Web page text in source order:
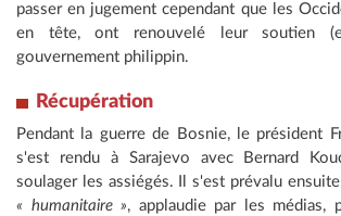
passer en jugement cependant que les
en tête, ont renouvelé leur soutien
gouvernement philippin.
Récupération
Pendant la guerre de Bosnie, le président
s'est rendu à Sarajevo avec Bernard
soulager les assiégés. Il s'est prévalu
« humanitaire », applaudie par les médias,